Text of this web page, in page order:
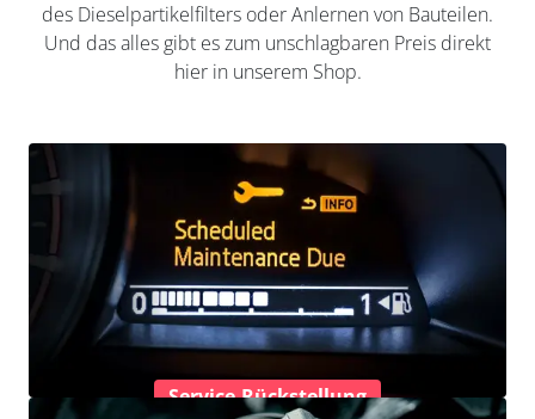
des Dieselpartikelfilters oder Anlernen von Bauteilen.
Und das alles gibt es zum unschlagbaren Preis direkt
hier in unserem Shop.
Service-Rückstellung